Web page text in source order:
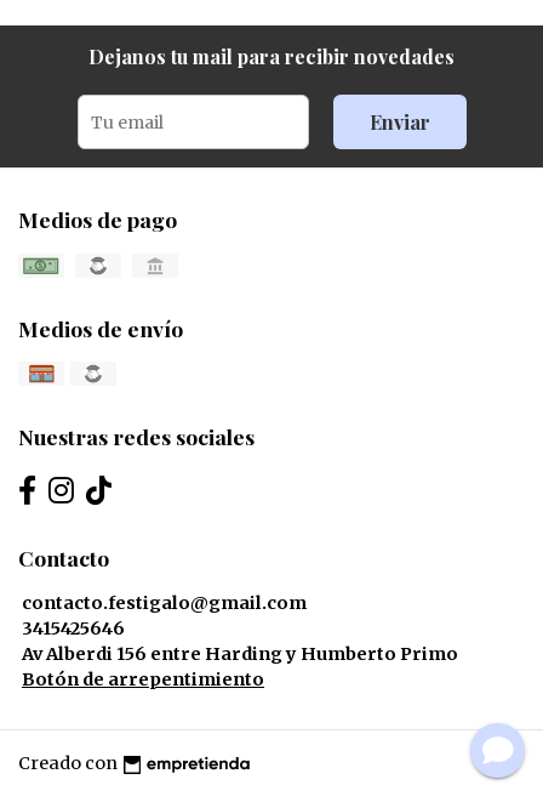
Dejanos tu mail para recibir novedades
Enviar
Medios de pago
Medios de envío
Nuestras redes sociales
Contacto
contacto.festigalo@gmail.com
3415425646
Av Alberdi 156 entre Harding y Humberto Primo
Botón de arrepentimiento
Creado con